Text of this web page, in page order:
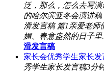
泛，那么，怎么去写
的哈尔滨亚冬会演讲
滑发言稿 篇1亲爱老
媚、春意盎然的日子里
滑发言稿
家长会优秀学生家长
秀学生家长发言稿3分